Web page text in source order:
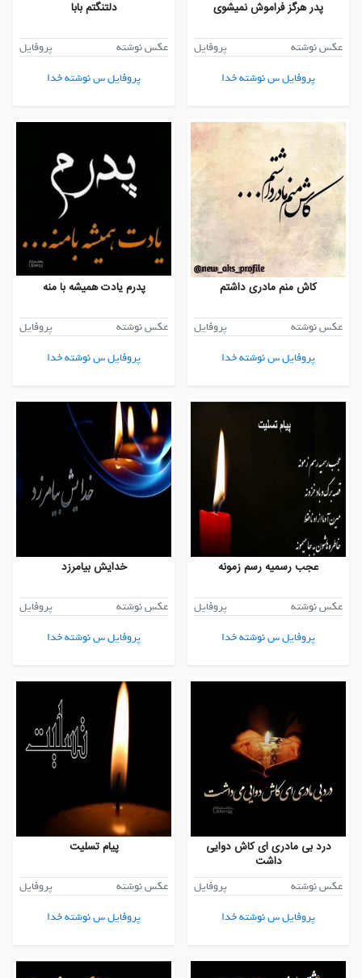
پدر هرگز فراموش نمیشوی
عکس نوشته
پروفایل
پروفایل س نوشته خدا
دلتنگتم بابا
عکس نوشته
پروفایل
پروفایل س نوشته خدا
کاش منم مادری داشتم
عکس نوشته
پروفایل
پروفایل س نوشته خدا
پدرم یادت همیشه با منه
عکس نوشته
پروفایل
پروفایل س نوشته خدا
عجب رسمیه رسم زمونه
عکس نوشته
پروفایل
پروفایل س نوشته خدا
خدایش بیامرزد
عکس نوشته
پروفایل
پروفایل س نوشته خدا
درد بی مادری ای کاش دوایی
داشت
عکس نوشته
پروفایل
پروفایل س نوشته خدا
پیام تسلیت
عکس نوشته
پروفایل
پروفایل س نوشته خدا